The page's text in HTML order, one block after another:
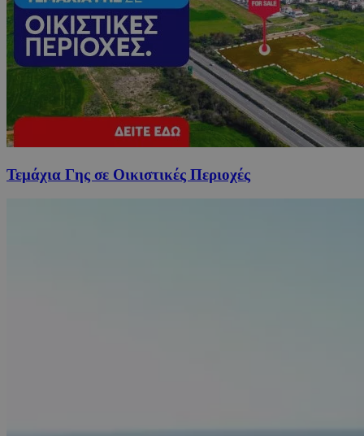
Τεμάχια Γης σε Οικιστικές Περιοχές